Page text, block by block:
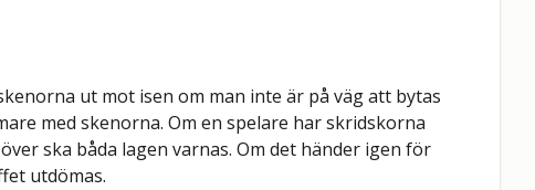
ut mot isen om man inte är på väg att bytas
med skenorna. Om en spelare har skridskorna
ska båda lagen varnas. Om det händer igen för
utdömas.